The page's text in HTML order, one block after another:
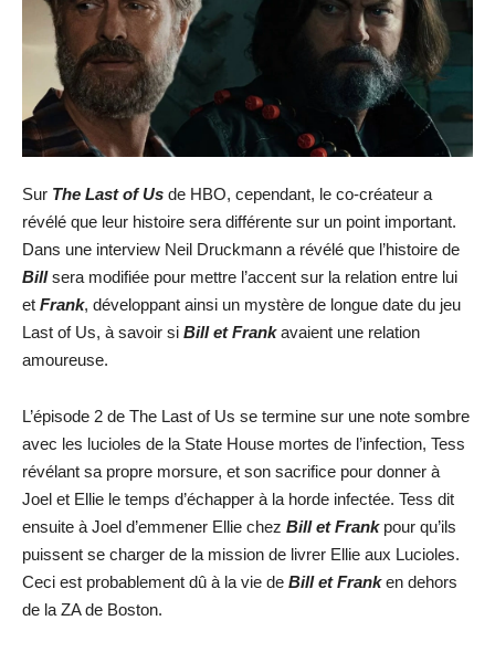
Sur The Last of Us de HBO, cependant, le co-créateur a
révélé que leur histoire sera différente sur un point important.
Dans une interview Neil Druckmann a révélé que l’histoire de
Billsera modifiée pour mettre l’accent sur la relation entre lui
et Frank, développant ainsi un mystère de longue date du jeu
Last of Us, à savoir si Bill et Frankavaient une relation
amoureuse.
L’épisode 2 de The Last of Us se termine sur une note sombre
avec les lucioles de la State House mortes de l’infection, Tess
révélant sa propre morsure, et son sacrifice pour donner à
Joel et Ellie le temps d’échapper à la horde infectée. Tess dit
ensuite à Joel d’emmener Ellie chez Bill et Frank pour qu’ils
puissent se charger de la mission de livrer Ellie aux Lucioles.
Ceci est probablement dû à la vie de Bill et Franken dehors
de la ZA de Boston.